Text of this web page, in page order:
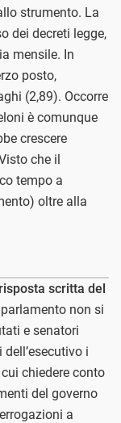
strumento. La
dei decreti legge,
mensile. In
posto,
(2,89). Occorre
è comunque
crescere
che il
tempo a
oltre alla
scritta del
non si
e senatori
i
chiedere conto
del governo
a